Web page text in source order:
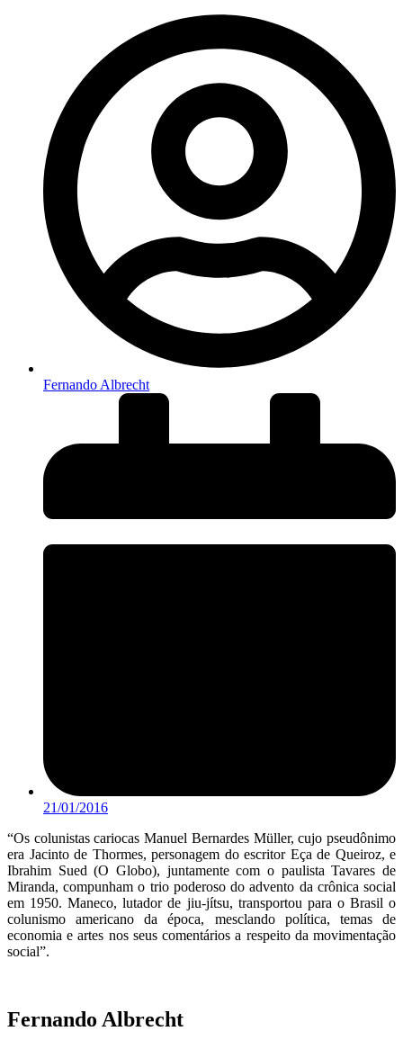
Fernando Albrecht
21/01/2016
“Os colunistas cariocas Manuel Bernardes Müller, cujo pseudônimo
era Jacinto de Thormes, personagem do escritor Eça de Queiroz, e
Ibrahim Sued (O Globo), juntamente com o paulista Tavares de
Miranda, compunham o trio poderoso do advento da crônica social
em 1950. Maneco, lutador de jiu-jítsu, transportou para o Brasil o
colunismo americano da época, mesclando política, temas de
economia e artes nos seus comentários a respeito da movimentação
social”.
Fernando Albrecht